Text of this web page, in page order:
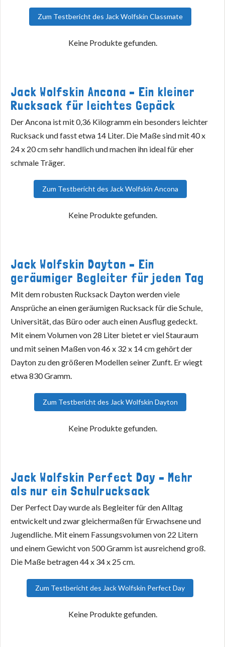
Zum Testbericht des Jack Wolfskin Classmate
Keine Produkte gefunden.
Jack Wolfskin Ancona – Ein kleiner
Rucksack für leichtes Gepäck
Der Ancona ist mit 0,36 Kilogramm ein besonders leichter
Rucksack und fasst etwa 14 Liter. Die Maße sind mit 40 x
24 x 20 cm sehr handlich und machen ihn ideal für eher
schmale Träger.
Zum Testbericht des Jack Wolfskin Ancona
Keine Produkte gefunden.
Jack Wolfskin Dayton – Ein
geräumiger Begleiter für jeden Tag
Mit dem robusten Rucksack Dayton werden viele
Ansprüche an einen geräumigen Rucksack für die Schule,
Universität, das Büro oder auch einen Ausflug gedeckt.
Mit einem Volumen von 28 Liter bietet er viel Stauraum
und mit seinen Maßen von 46 x 32 x 14 cm gehört der
Dayton zu den größeren Modellen seiner Zunft. Er wiegt
etwa 830 Gramm.
Zum Testbericht des Jack Wolfskin Dayton
Keine Produkte gefunden.
Jack Wolfskin Perfect Day – Mehr
als nur ein Schulrucksack
Der Perfect Day wurde als Begleiter für den Alltag
entwickelt und zwar gleichermaßen für Erwachsene und
Jugendliche. Mit einem Fassungsvolumen von 22 Litern
und einem Gewicht von 500 Gramm ist ausreichend groß.
Die Maße betragen 44 x 34 x 25 cm.
Zum Testbericht des Jack Wolfskin Perfect Day
Keine Produkte gefunden.